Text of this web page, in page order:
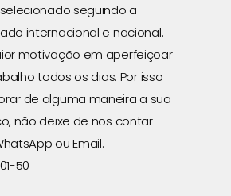
seguindo a
internacional e nacional.
motivação em aperfeiçoar
todos os dias. Por isso
de alguma maneira a sua
não deixe de nos contar
ou Email.
50